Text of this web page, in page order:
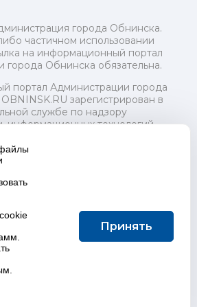
города Обнинска.
частичном использовании
на информационный портал
города Обнинска обязательна.
портал Администрации города
зарегистрирован в
службе по надзору
информационных технологий
(Роскомнадзор) 24 июля
2018 года.
регистрации Эл № ФС77-73321
(исполнительно-
орган) городского округа "Город
редактор: Байкова Е.А.
почты Редакции:
+7 (484) 395-85-85
содержит материалы 18+
обработки персональных
Принять